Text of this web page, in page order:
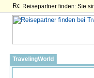
Reisepartner finden: Sie
TravelingWorld